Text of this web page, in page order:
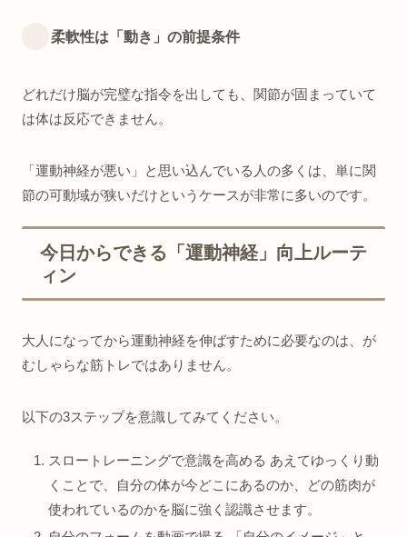
柔軟性は「動き」の前提条件
どれだけ脳が完璧な指令を出しても、関節が固まっていて
は体は反応できません。
「運動神経が悪い」と思い込んでいる人の多くは、単に関
節の可動域が狭いだけというケースが非常に多いのです。
今日からできる「運動神経」向上ルーテ
ィン
大人になってから運動神経を伸ばすために必要なのは、が
むしゃらな筋トレではありません。
以下の3ステップを意識してみてください。
スロートレーニングで意識を高める あえてゆっくり動
くことで、自分の体が今どこにあるのか、どの筋肉が
使われているのかを脳に強く認識させます。